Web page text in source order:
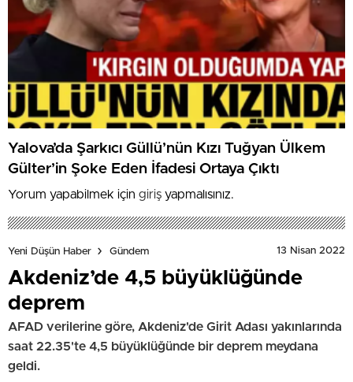
Yalova’da Şarkıcı Güllü’nün Kızı Tuğyan Ülkem
Gülter’in Şoke Eden İfadesi Ortaya Çıktı
Yorum yapabilmek için giriş yapmalısınız.
Yeni Düşün Haber Gündem 13 Nisan 2022
Akdeniz’de 4,5 büyüklüğünde
deprem
AFAD verilerine göre, Akdeniz'de Girit Adası yakınlarında
saat 22.35'te 4,5 büyüklüğünde bir deprem meydana
geldi.